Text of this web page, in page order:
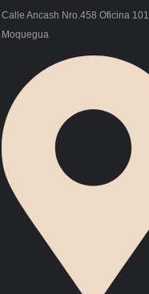
Calle Ancash Nro.458 Oficina 101
Moquegua